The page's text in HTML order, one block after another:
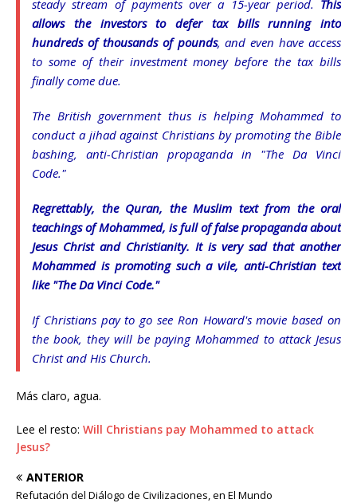
steady stream of payments over a 15-year period. This
allows the investors to defer tax bills running into
hundreds of thousands of pounds, and even have access
to some of their investment money before the tax bills
finally come due.
The British government thus is helping Mohammed to
conduct a jihad against Christians by promoting the Bible
bashing, anti-Christian propaganda in "The Da Vinci
Code."
Regrettably, the Quran, the Muslim text from the oral
teachings of Mohammed, is full of false propaganda about
Jesus Christ and Christianity. It is very sad that another
Mohammed is promoting such a vile, anti-Christian text
like "The Da Vinci Code."
If Christians pay to go see Ron Howard's movie based on
the book, they will be paying Mohammed to attack Jesus
Christ and His Church.
Más claro, agua.
Lee el resto: Will Christians pay Mohammed to attack
Jesus?
ANTERIOR
Refutación del Diálogo de Civilizaciones, en El Mundo